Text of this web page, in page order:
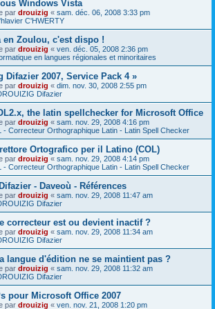
Windows Vista
par drouizig « sam. déc. 06, 2008 3:33 pm
C'HWERTY
en Zoulou, c'est dispo !
par drouizig « ven. déc. 05, 2008 2:36 pm
en langues régionales et minoritaires
Difazier 2007, Service Pack 4 »
par drouizig « dim. nov. 30, 2008 2:55 pm
Difazier
the latin spellchecker for Microsoft Office
par drouizig « sam. nov. 29, 2008 4:16 pm
- Correcteur Orthographique Latin - Latin Spell Checker
Ortografico per il Latino (COL)
par drouizig « sam. nov. 29, 2008 4:14 pm
- Correcteur Orthographique Latin - Latin Spell Checker
- Daveoù - Références
par drouizig « sam. nov. 29, 2008 11:47 am
Difazier
correcteur est ou devient inactif ?
par drouizig « sam. nov. 29, 2008 11:34 am
Difazier
langue d'édition ne se maintient pas ?
par drouizig « sam. nov. 29, 2008 11:32 am
Difazier
pour Microsoft Office 2007
par drouizig « ven. nov. 21, 2008 1:20 pm